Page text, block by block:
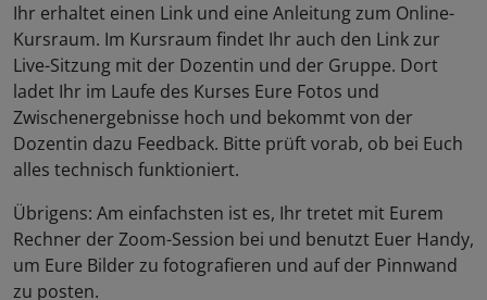
Ihr erhaltet einen Link und eine Anleitung zum Online-
Kursraum. Im Kursraum findet Ihr auch den Link zur
Live-Sitzung mit der Dozentin und der Gruppe. Dort
ladet Ihr im Laufe des Kurses Eure Fotos und
Zwischenergebnisse hoch und bekommt von der
Dozentin dazu Feedback. Bitte prüft vorab, ob bei Euch
alles technisch funktioniert.
Übrigens: Am einfachsten ist es, Ihr tretet mit Eurem
Rechner der Zoom-Session bei und benutzt Euer Handy,
um Eure Bilder zu fotografieren und auf der Pinnwand
zu posten.